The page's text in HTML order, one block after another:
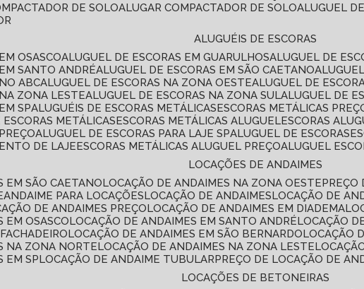
DE SOLO ALUGAR COMPACTADOR DE SOLO ALUGUEL
ALUGUÉIS DE ESCORAS
OSASCO ALUGUEL DE ESCORAS EM GUARULHOS ALUGUEL DE
SANTO ANDRÉ ALUGUEL DE ESCORAS EM SÃO CAETANO
ABC ALUGUEL DE ESCORAS NA ZONA OESTE ALUGUEL DE
NA ZONA LESTE ALUGUEL DE ESCORAS NA ZONA SUL ALUGUEL DE
SP ALUGUÉIS DE ESCORAS METÁLICAS
ESCORAS METÁLICAS
ESCORAS METÁLICAS
ESCORAS METÁLICAS ALUGUEL ESCORAS
ALUGUEL DE ESCORAS PARA LAJE SP ALUGUEL DE ESCORAS
DE LAJE
ESCORAS METÁLICAS ALUGUEL PREÇO ALUGUEL
LOCAÇÕES DE ANDAIMES
EM SÃO CAETANO LOCAÇÃO DE ANDAIMES NA ZONA OESTE
ANDAIME PARA LOCAÇÕES LOCAÇÃO DE ANDAIMES LOCAÇÃO DE
DE ANDAIMES PREÇO LOCAÇÃO DE ANDAIMES EM DIADEMA
EM OSASCO LOCAÇÃO DE ANDAIMES EM SANTO ANDRÉ LOCAÇÃO
LOCAÇÃO DE ANDAIMES EM SÃO BERNARDO LOCAÇÃO
NA ZONA NORTE LOCAÇÃO DE ANDAIMES NA ZONA LESTE
EM SP LOCAÇÃO DE ANDAIME TUBULAR PREÇO DE LOCAÇÃO DE
LOCAÇÕES DE BETONEIRAS